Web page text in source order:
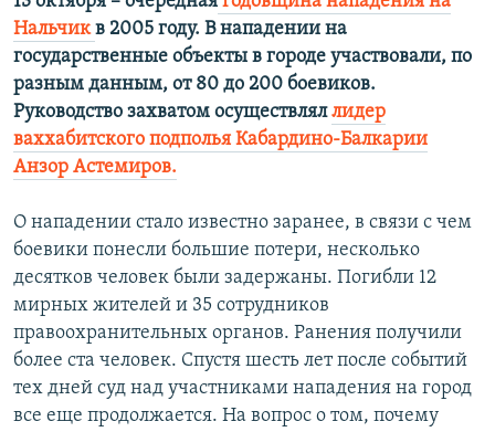
Нальчикв 2005 году. В нападении на
государственные объекты в городе участвовали, по
разным данным, от 80 до 200 боевиков.
Руководство захватом осуществляллидер
ваххабитского подполья Кабардино-Балкарии
Анзор Астемиров.
О нападении стало известно заранее, в связи с чем
боевики понесли большие потери, несколько
десятков человек были задержаны. Погибли 12
мирных жителей и 35 сотрудников
правоохранительных органов. Ранения получили
более ста человек. Спустя шесть лет после событий
тех дней суд над участниками нападения на город
все еще продолжается. На вопрос о том, почему